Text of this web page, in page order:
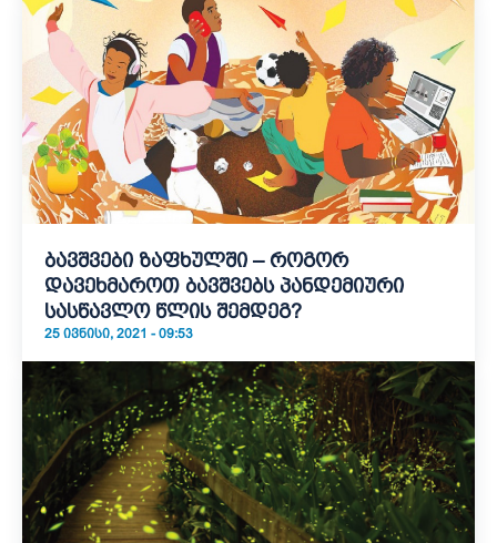
ბავშვები ზაფხულში – როგორ
დავეხმაროთ ბავშვებს პანდემიური
სასწავლო წლის შემდეგ?
25 ᲘᲕᲜᲘᲡᲘ, 2021 - 09:53